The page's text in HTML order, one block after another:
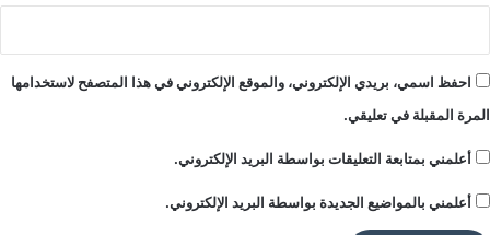
احفظ اسمي، بريدي الإلكتروني، والموقع الإلكتروني في هذا المتصفح لاستخدامها
المرة المقبلة في تعليقي.
أعلمني بمتابعة التعليقات بواسطة البريد الإلكتروني.
أعلمني بالمواضيع الجديدة بواسطة البريد الإلكتروني.